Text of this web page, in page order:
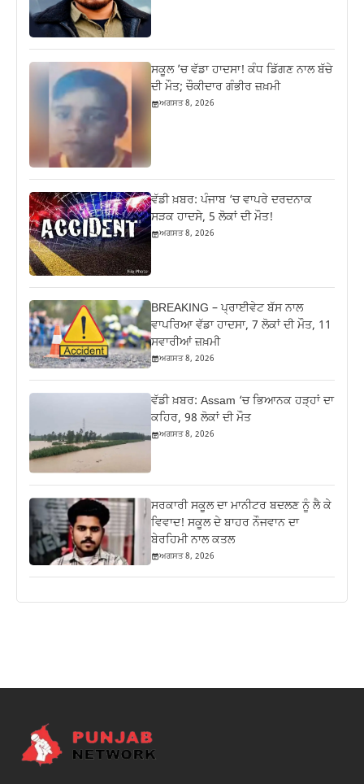
ਸਕੂਲ ’ਚ ਵੱਡਾ ਹਾਦਸਾ! ਕੰਧ ਡਿੱਗਣ ਨਾਲ ਬੱਚੇ
ਦੀ ਮੌਤ; ਚੌਕੀਦਾਰ ਗੰਭੀਰ ਜ਼ਖ਼ਮੀ
ਅਗਸਤ 8, 2026
ਵੱਡੀ ਖ਼ਬਰ: ਪੰਜਾਬ ‘ਚ ਵਾਪਰੇ ਦਰਦਨਾਕ
ਸੜਕ ਹਾਦਸੇ, 5 ਲੋਕਾਂ ਦੀ ਮੌਤ!
ਅਗਸਤ 8, 2026
BREAKING – ਪ੍ਰਾਈਵੇਟ ਬੱਸ ਨਾਲ
ਵਾਪਰਿਆ ਵੱਡਾ ਹਾਦਸਾ, 7 ਲੋਕਾਂ ਦੀ ਮੌਤ, 11
ਸਵਾਰੀਆਂ ਜ਼ਖ਼ਮੀ
ਅਗਸਤ 8, 2026
ਵੱਡੀ ਖ਼ਬਰ: Assam ‘ਚ ਭਿਆਨਕ ਹੜ੍ਹਾਂ ਦਾ
ਕਹਿਰ, 98 ਲੋਕਾਂ ਦੀ ਮੌਤ
ਅਗਸਤ 8, 2026
ਸਰਕਾਰੀ ਸਕੂਲ ਦਾ ਮਾਨੀਟਰ ਬਦਲਣ ਨੂੰ ਲੈ ਕੇ
ਵਿਵਾਦ! ਸਕੂਲ ਦੇ ਬਾਹਰ ਨੌਜਵਾਨ ਦਾ
ਬੇਰਹਿਮੀ ਨਾਲ ਕਤਲ
ਅਗਸਤ 8, 2026